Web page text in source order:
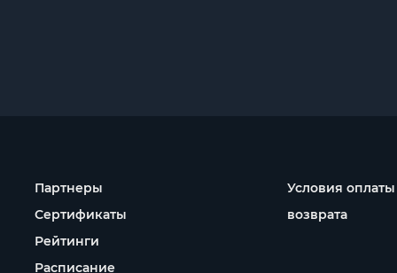
Партнеры
Сертификаты
Рейтинги
Расписание
Условия
возврата